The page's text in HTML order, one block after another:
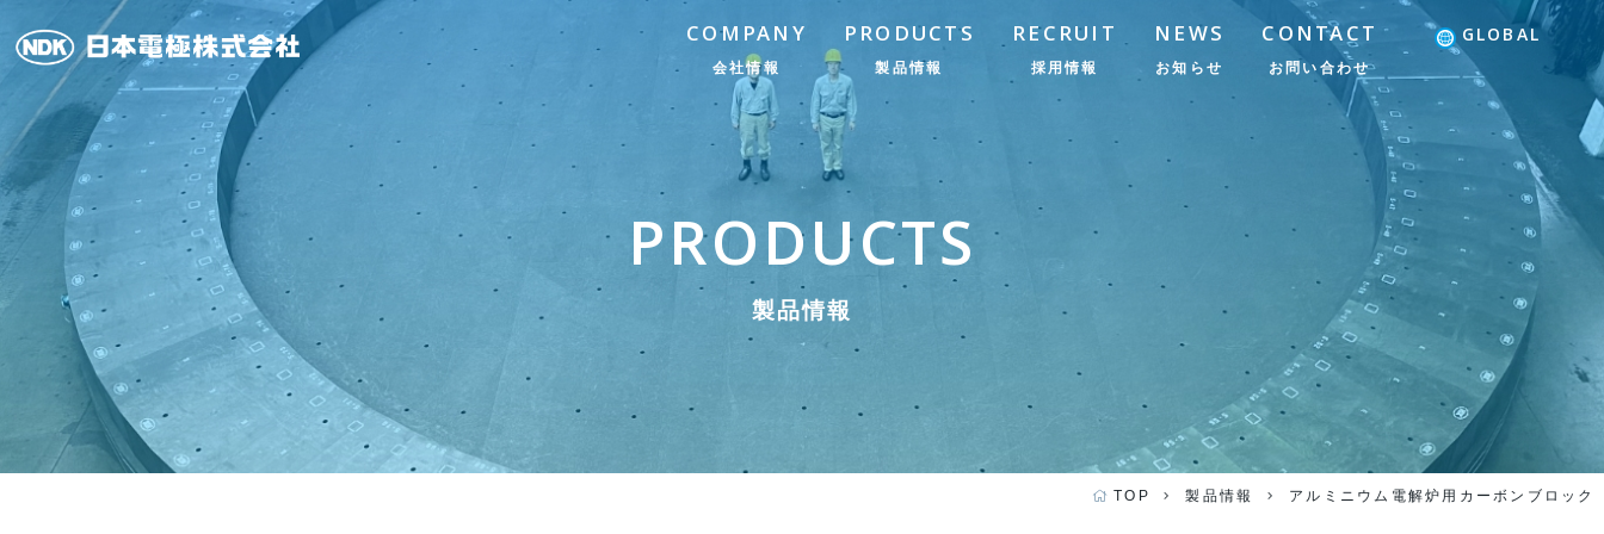
COMPANY
会社情報
PRODUCTS
製品情報
RECRUIT
採用情報
NEWS
お知らせ
CONTACT
お問い合わせ
GLOBAL
PRODUCTS
製品情報
TOP 製品情報 アルミニウム電解炉用カーボンブロック